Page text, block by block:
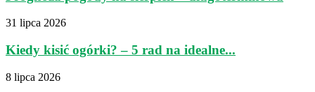
31 lipca 2026
Kiedy kisić ogórki? – 5 rad na idealne...
8 lipca 2026